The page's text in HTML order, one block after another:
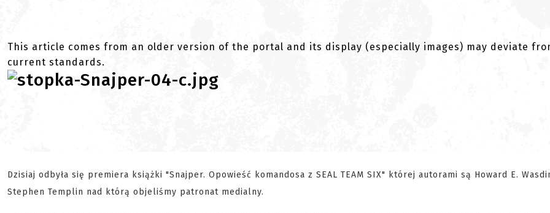
This article comes from an older version of the portal and its display (especially images) may deviate
current standards.
Dzisiaj odbyła się premiera książki "Snajper. Opowieść komandosa z SEAL TEAM SIX" której autorami są Howard E.
Stephen Templin nad którą objeliśmy patronat medialny.